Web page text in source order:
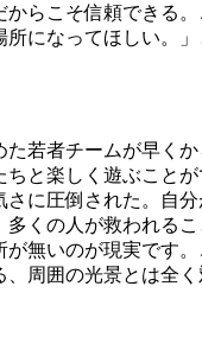
らこそ信頼できる
になってほしい。
若者チームが早く
と楽しく遊ぶこと
に圧倒された。自
くの人が救われる
無いのが現実です
周囲の光景とは全